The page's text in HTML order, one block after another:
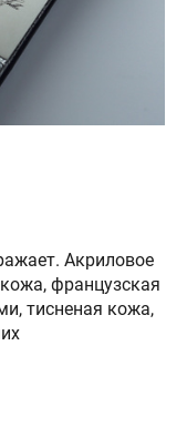
Акриловое
французская
тисненая кожа,